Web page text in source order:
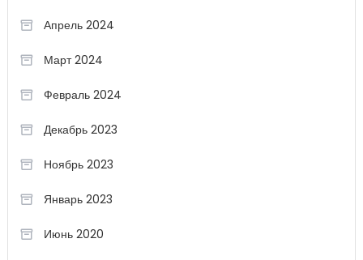
Апрель 2024
Март 2024
Февраль 2024
Декабрь 2023
Ноябрь 2023
Январь 2023
Июнь 2020